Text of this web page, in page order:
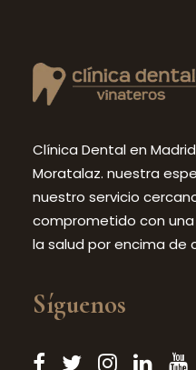
Clínica Dental en
Moratalaz. nuestra
nuestro servicio
comprometido con
la salud por encima de
Síguenos